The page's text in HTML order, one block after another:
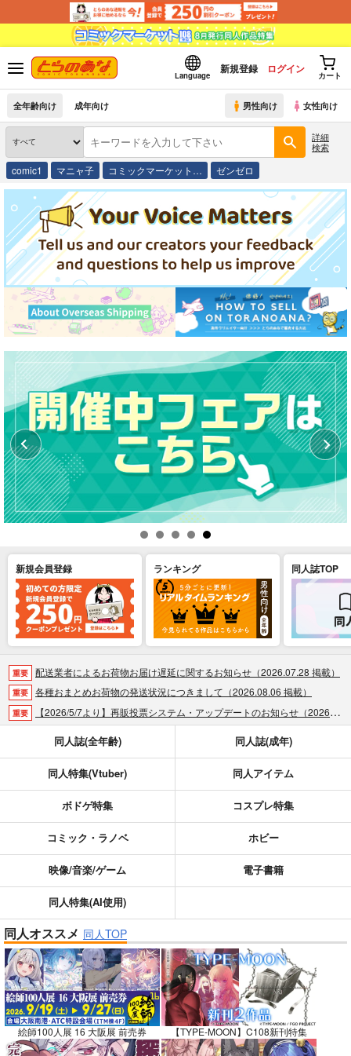
Language
新規登録 ログイン
カート
全年齢向け 成年向け 男性向け 女性向け
詳細
検索
comic1 マニャ子 コミックマーケット… ゼンゼロ
新規会員登録 ランキング 同人誌TOP
重要 配送業者によるお荷物お届け遅延に関するお知らせ（2026.07.28 掲載）
重要 各種おまとめお荷物の発送状況につきまして（2026.08.06 掲載）
重要 【2026/5/7より】再販投票システム・アップデートのお知らせ（2026.05.07 掲載）
「とらのあな×駿河屋日本橋乙女同人誌館」通販店頭受取サービス開始のお知らせ（2026.01.05 更新｜2025.12.30 掲載）
重要 【2025/12/1より】「通販ポイント⇒とらコイン変換キャンペーン」終了のお知らせ（2025.11.21 掲載）
個人情報保護方針の改定について（2025.09.19 更新｜2025.08.01 掲載）
ポイント付与・管理体制改定のお知らせ（2024.11.20 掲載）
全てのお知らせを見る
同人誌(全年齢) 同人誌(成年)
同人特集(Vtuber) 同人アイテム
ボドゲ特集 コスプレ特集
コミック・ラノベ ホビー
映像/音楽/ゲーム 電子書籍
同人特集(AI使用)
同人オススメ 同人TOP
絵師100人展 16 大阪展 前売券 【TYPE-MOON】C108新刊特集